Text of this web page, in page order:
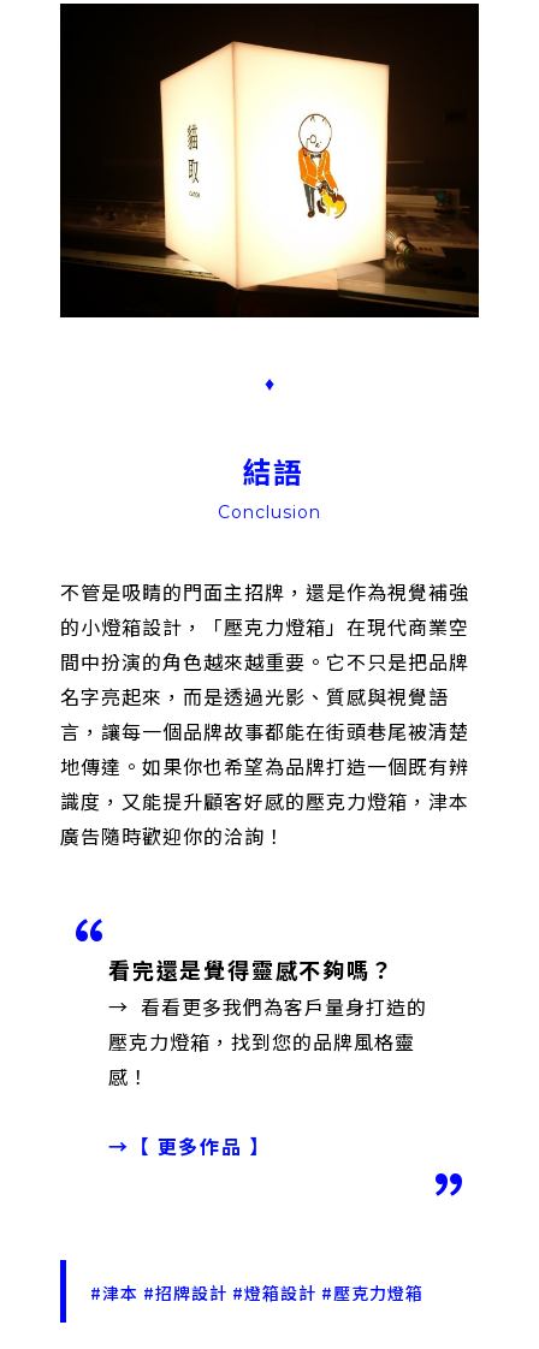
♦
結語
Conclusion
不管是吸睛的門面主招牌，還是作為視覺補強
的小燈箱設計，「壓克力燈箱」在現代商業空
間中扮演的角色越來越重要。它不只是把品牌
名字亮起來，而是透過光影、質感與視覺語
言，讓每一個品牌故事都能在街頭巷尾被清楚
地傳達。如果你也希望為品牌打造一個既有辨
識度，又能提升顧客好感的壓克力燈箱，津本
廣告隨時歡迎你的洽詢！
看完還是覺得靈感不夠嗎？
→ 看看更多我們為客戶量身打造的
壓克力燈箱，找到您的品牌風格靈
感！
→【 更多作品 】
#津本 #招牌設計 #燈箱設計 #壓克力燈箱